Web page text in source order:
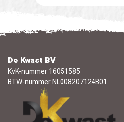
De Kwast BV
KvK-nummer 16051585
BTW-nummer NL008207124B01